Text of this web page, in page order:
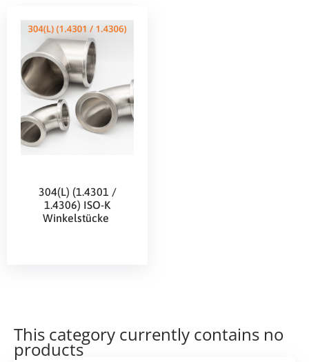
304(L) (1.4301 /
1.4306) ISO-K
Winkelstücke
This category currently contains no
products